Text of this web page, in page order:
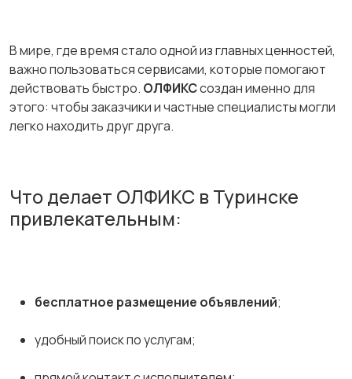
В мире, где время стало одной из главных ценностей,
важно пользоваться сервисами, которые помогают
действовать быстро. ОЛФИКСсоздан именно для
этого: чтобы заказчики и частные специалисты могли
легко находить друг друга.
Что делает ОЛФИКС в Туринске
привлекательным:
бесплатное размещение объявлений;
удобный поиск по услугам;